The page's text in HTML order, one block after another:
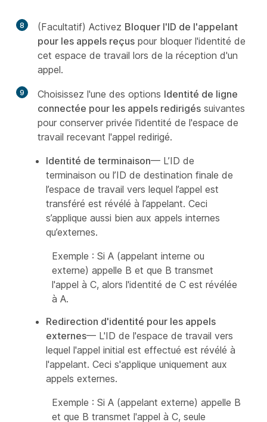
8 (Facultatif) Activez Bloquer l'ID de l'appelant
pour les appels reçus pour bloquer l'identité de
cet espace de travail lors de la réception d'un
appel.
9 Choisissez l'une des options Identité de ligne
connectée pour les appels redirigés suivantes
pour conserver privée l'identité de l'espace de
travail recevant l'appel redirigé.
Identité de terminaison— L’ID de
terminaison ou l’ID de destination finale de
l’espace de travail vers lequel l’appel est
transféré est révélé à l’appelant. Ceci
s’applique aussi bien aux appels internes
qu’externes.
Exemple : Si A (appelant interne ou
externe) appelle B et que B transmet
l'appel à C, alors l'identité de C est révélée
à A.
Redirection d'identité pour les appels
externes— L'ID de l'espace de travail vers
lequel l'appel initial est effectué est révélé à
l'appelant. Ceci s'applique uniquement aux
appels externes.
Exemple : Si A (appelant externe) appelle B
et que B transmet l'appel à C, seule